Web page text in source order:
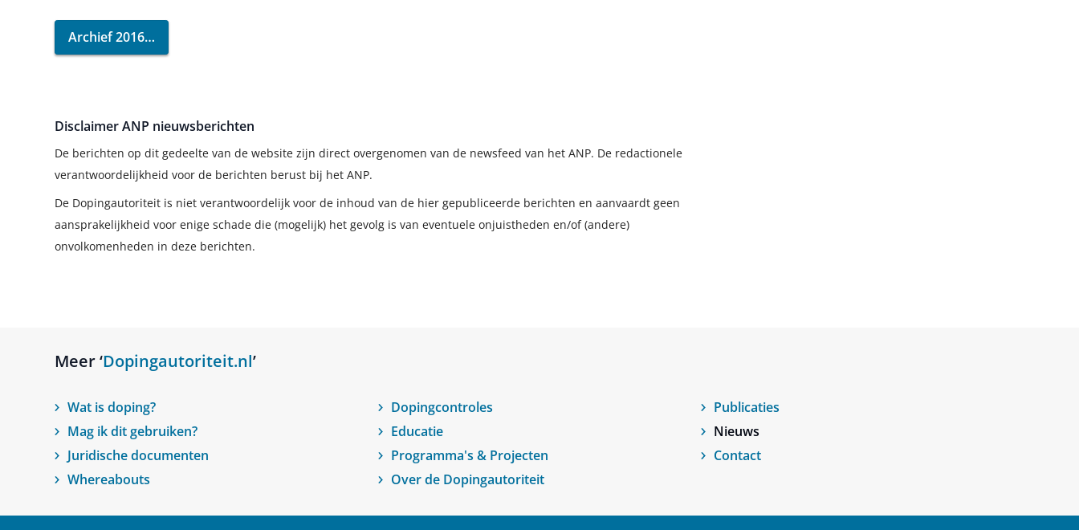
Archief 2016
Disclaimer ANP nieuwsberichten
De berichten op dit gedeelte van de website zijn direct overgenomen van de newsfeed van het ANP. De redactionele
verantwoordelijkheid voor de berichten berust bij het ANP.
De Dopingautoriteit is niet verantwoordelijk voor de inhoud van de hier gepubliceerde berichten en aanvaardt geen
aansprakelijkheid voor enige schade die (mogelijk) het gevolg is van eventuele onjuistheden en/of (andere)
onvolkomenheden in deze berichten.
Meer ‘Dopingautoriteit.nl’
Wat is doping?
Mag ik dit gebruiken?
Juridische documenten
Whereabouts
Dopingcontroles
Educatie
Programma's & Projecten
Over de Dopingautoriteit
Publicaties
Nieuws
Contact